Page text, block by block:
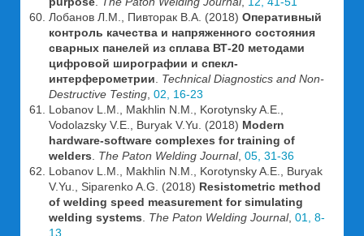
Лобанов Л.М., Пивторак В.А. (2018) Оперативный
контроль качества и напряженного состояния
сварных панелей из сплава ВТ-20 методами
цифровой ширографии и спекл-
интерферометрии
Technical Diagnostics and Non-
Destructive Testing 02, 16-23
Lobanov L.M., Makhlin N.M., Korotynsky A.E.,
Vodolazsky V.E., Buryak V.Yu. (2018) Modern
hardware-software complexes for training of
welders
The Paton Welding Journal, 05, 31-36
Lobanov L.M., Makhlin N.M., Korotynsky A.E., Buryak
V.Yu., Siparenko A.G. (2018) Resistometric method
of welding speed measurement for simulating
welding systems
The Paton Welding Journal, 01, 8-
13